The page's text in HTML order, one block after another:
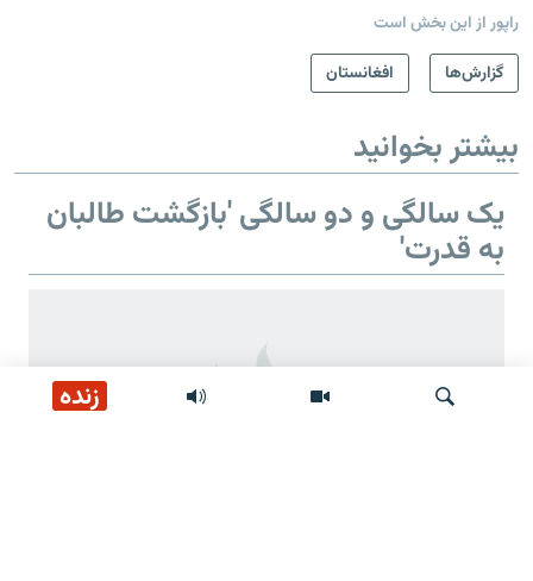
زنده
راپور از این بخش است
گزارش‌ها
افغانستان
بیشتر بخوانید
یک سالگی و دو سالگی 'بازگشت طالبان
به قدرت'